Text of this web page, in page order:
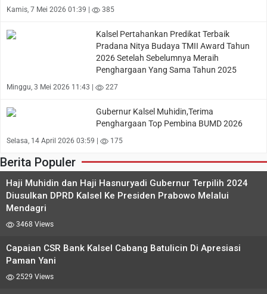
Kamis, 7 Mei 2026 01:39 | 385
Kalsel Pertahankan Predikat Terbaik
Pradana Nitya Budaya TMII Award Tahun
2026 Setelah Sebelumnya Meraih
Penghargaan Yang Sama Tahun 2025
Minggu, 3 Mei 2026 11:43 | 227
Gubernur Kalsel Muhidin,Terima
Penghargaan Top Pembina BUMD 2026
Selasa, 14 April 2026 03:59 | 175
Berita Populer
Haji Muhidin dan Haji Hasnuryadi Gubernur Terpilih 2024
Diusulkan DPRD Kalsel Ke Presiden Prabowo Melalui
Mendagri
3468 Views
Capaian CSR Bank Kalsel Cabang Batulicin Di Apresiasi
Paman Yani
2529 Views